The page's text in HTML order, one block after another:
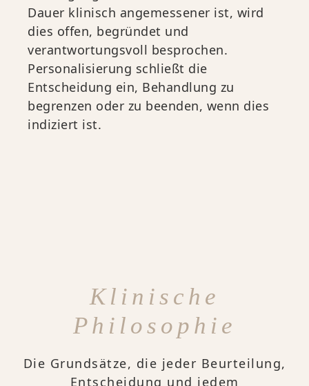
Dauer klinisch angemessener ist, wird
dies offen, begründet und
verantwortungsvoll besprochen.
Personalisierung schließt die
Entscheidung ein, Behandlung zu
begrenzen oder zu beenden, wenn dies
indiziert ist.
Klinische
Philosophie
Die Grundsätze, die jeder Beurteilung,
Entscheidung und jedem